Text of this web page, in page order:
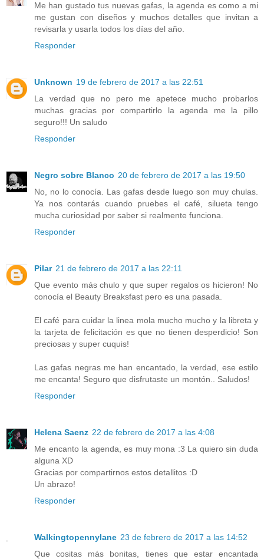
Me han gustado tus nuevas gafas, la agenda es como a mi
me gustan con diseños y muchos detalles que invitan a
revisarla y usarla todos los días del año.
Responder
Unknown 19 de febrero de 2017 a las 22:51
La verdad que no pero me apetece mucho probarlos
muchas gracias por compartirlo la agenda me la pillo
seguro!!! Un saludo
Responder
Negro sobre Blanco 20 de febrero de 2017 a las 19:50
No, no lo conocía. Las gafas desde luego son muy chulas.
Ya nos contarás cuando pruebes el café, silueta tengo
mucha curiosidad por saber si realmente funciona.
Responder
Pilar 21 de febrero de 2017 a las 22:11
Que evento más chulo y que super regalos os hicieron! No
conocía el Beauty Breaksfast pero es una pasada.
El café para cuidar la linea mola mucho mucho y la libreta y
la tarjeta de felicitación es que no tienen desperdicio! Son
preciosas y super cuquis!
Las gafas negras me han encantado, la verdad, ese estilo
me encanta! Seguro que disfrutaste un montón.. Saludos!
Responder
Helena Saenz 22 de febrero de 2017 a las 4:08
Me encanto la agenda, es muy mona :3 La quiero sin duda
alguna XD
Gracias por compartirnos estos detallitos :D
Un abrazo!
Responder
Walkingtopennylane 23 de febrero de 2017 a las 14:52
Que cositas más bonitas, tienes que estar encantada